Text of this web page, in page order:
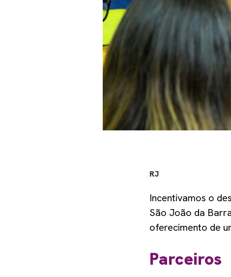
RJ
Incentivamos o
São João da
oferecimento de
Parceiros